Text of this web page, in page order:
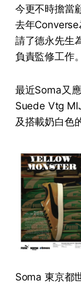
今更不時擔當
去年Converse
請了德永先生
負責監修工作。
最近Soma又
Suede Vtg
及搭載奶白色
Soma 東京都